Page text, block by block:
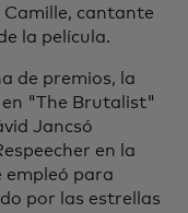
Camille, cantante
la película.
de premios, la
"The Brutalist"
Jancsó
en la
empleó para
por las estrellas